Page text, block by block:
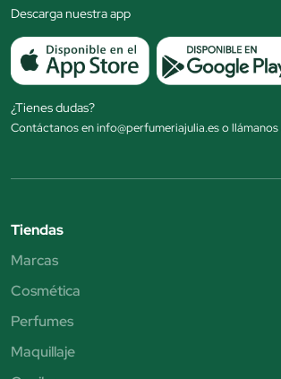
Descarga nuestra app
¿Tienes dudas?
Contáctanos en info@perfumeriajulia.es o
Tiendas
Marcas
Cosmética
Perfumes
Maquillaje